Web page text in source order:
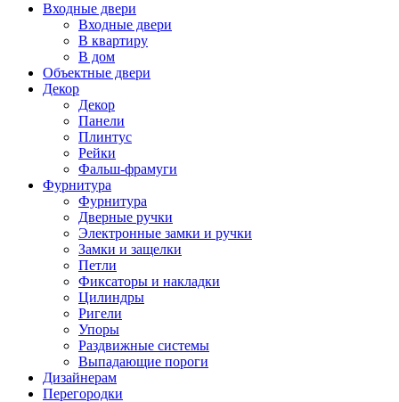
Входные двери
Входные двери
В квартиру
В дом
Объектные двери
Декор
Декор
Панели
Плинтус
Рейки
Фальш-фрамуги
Фурнитура
Фурнитура
Дверные ручки
Электронные замки и ручки
Замки и защелки
Петли
Фиксаторы и накладки
Цилиндры
Ригели
Упоры
Раздвижные системы
Выпадающие пороги
Дизайнерам
Перегородки